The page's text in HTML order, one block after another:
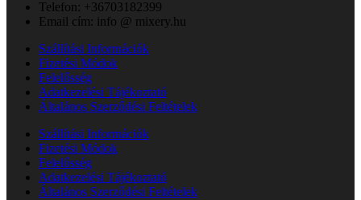
Telefon: +36703182399
Email cím: info @ mixery.hu
Szállítási Információk
Fizetési Módok
Felelősség
Adatkezelési Tájékoztató
Általános Szerződési Feltételek
Szállítási Információk
Fizetési Módok
Felelősség
Adatkezelési Tájékoztató
Általános Szerződési Feltételek